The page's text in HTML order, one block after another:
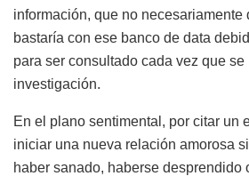
información, que no necesariamente
bastaría con ese banco de data
para ser consultado cada vez que se
investigación.
En el plano sentimental, por citar un
iniciar una nueva relación amorosa
haber sanado, haberse desprendido